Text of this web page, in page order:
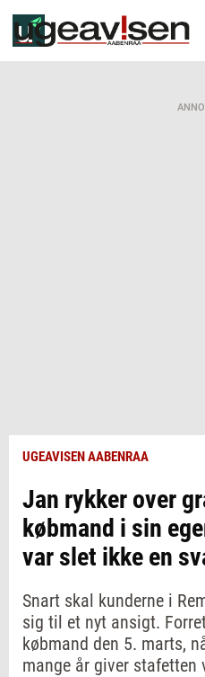
UGEAVISEN AABENRAA
Jan rykker over
købmand i sin
var slet ikke en
Snart skal kunderne i
sig til et nyt ansigt.
købmand den 5. marts,
mange år giver stafetten